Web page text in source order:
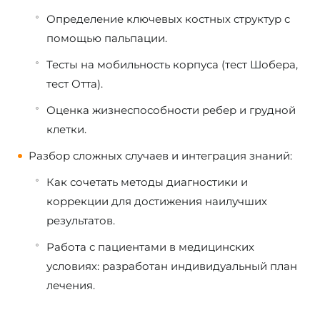
Определение ключевых костных структур с
помощью пальпации.
Тесты на мобильность корпуса (тест Шобера,
тест Отта).
Оценка жизнеспособности ребер и грудной
клетки.
Разбор сложных случаев и интеграция знаний:
Как сочетать методы диагностики и
коррекции для достижения наилучших
результатов.
Работа с пациентами в медицинских
условиях: разработан индивидуальный план
лечения.